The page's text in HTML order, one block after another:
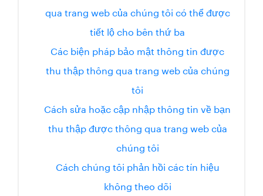
qua trang web của chúng tôi có thể được
tiết lộ cho bên thứ ba
Các biện pháp bảo mật thông tin được
thu thập thông qua trang web của chúng
tôi
Cách sửa hoặc cập nhập thông tin về bạn
thu thập được thông qua trang web của
chúng tôi
Cách chúng tôi phản hồi các tín hiệu
không theo dõi